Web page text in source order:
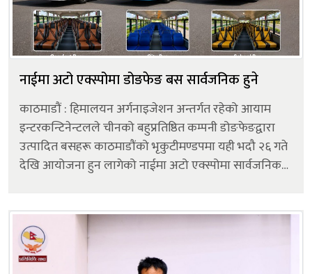
नाईमा अटो एक्स्पोमा डोङफेङ बस सार्वजनिक हुने
काठमाडौं : हिमालयन अर्गनाइजेशन अन्तर्गत रहेको आयाम
इन्टरकन्टिनेन्टलले चीनको बहुप्रतिष्ठित कम्पनी डोङफेङद्वारा
उत्पादित बसहरू काठमाडौंको भृकुटीमण्डपमा यही भदौ २६ गते
देखि आयोजना हुन लागेको नाईमा अटो एक्स्पोमा सार्वजनिक